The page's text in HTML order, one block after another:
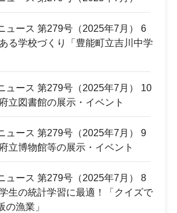
ュース 第279号（2025年7月） 6
る学校づくり「豊能町立吉川中学
ュース 第279号（2025年7月） 10
立図書館の展示・イベント
ュース 第279号（2025年7月） 9
立博物館等の展示・イベント
ュース 第279号（2025年7月） 8
生の統計学習に最適！「クイズで
の漁業」